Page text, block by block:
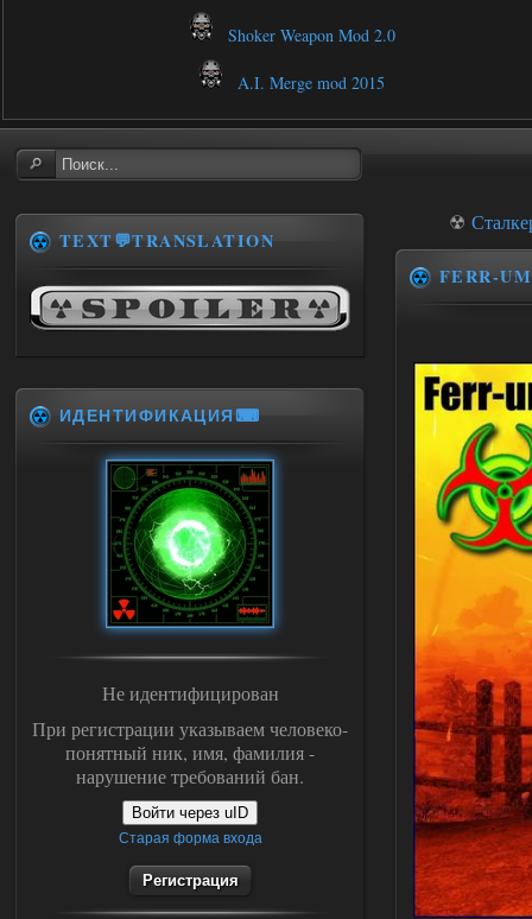
Shoker Weapon Mod 2.0
A.I. Merge mod 2015
☢
FERR-UM
TEXT💬TRANSLATION
ИДЕНТИФИКАЦИЯ⌨
Не идентифицирован
При регистрации указываем человеко-
понятный ник, имя, фамилия -
нарушение требований бан.
Войти через uID
Старая форма входа
Регистрация